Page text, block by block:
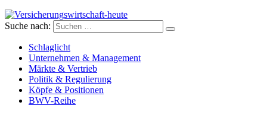
Versicherungswirtschaft-heute
Suche nach:
Schlaglicht
Unternehmen & Management
Märkte & Vertrieb
Politik & Regulierung
Köpfe & Positionen
BWV-Reihe